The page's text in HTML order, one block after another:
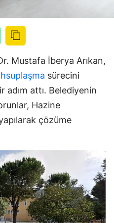
Mustafa İberya Arıkan,
sürecini
adım attı. Belediyenin
Hazine
çözüme